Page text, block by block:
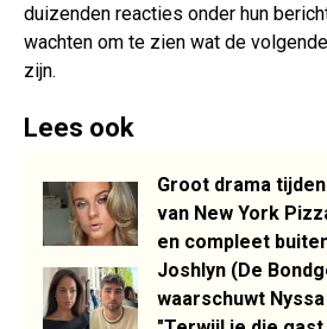
duizenden reacties onder hun
wachten om te zien wat de
zijn.
Lees ook
Groot drama
van New York
en compleet
Joshlyn (De
waarschuwt